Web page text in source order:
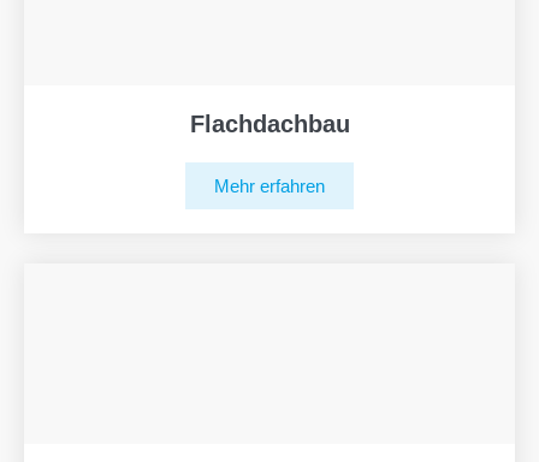
Flachdachbau
Mehr erfahren